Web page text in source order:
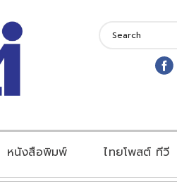
หนังสือพิมพ์ ไทยโพสต์ ทีวี